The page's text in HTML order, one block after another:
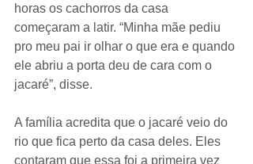
horas os cachorros da casa
começaram a latir. “Minha mãe pediu
pro meu pai ir olhar o que era e quando
ele abriu a porta deu de cara com o
jacaré”, disse.
A família acredita que o jacaré veio do
rio que fica perto da casa deles. Eles
contaram que essa foi a primeira vez